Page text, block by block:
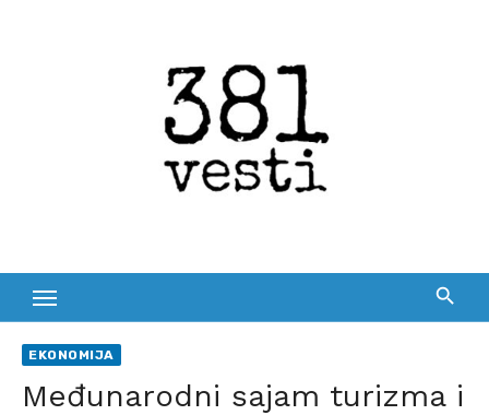
EKONOMIJA
Međunarodni sajam turizma i